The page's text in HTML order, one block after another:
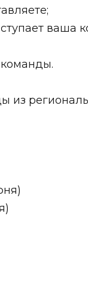
ваша
из